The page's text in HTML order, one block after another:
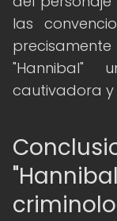
las
cautivadora